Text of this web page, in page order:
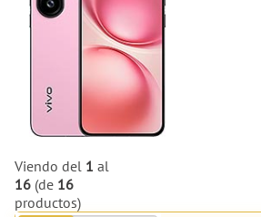
Viendo del 1 al
16 (de 16
productos)